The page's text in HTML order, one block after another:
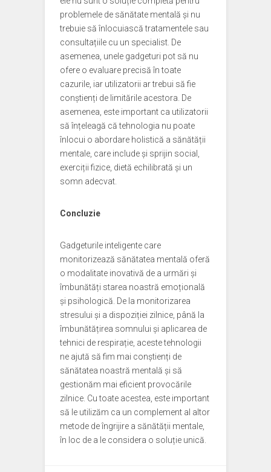
problemele de sănătate mentală și nu
trebuie să înlocuiască tratamentele sau
consultațiile cu un specialist. De
asemenea, unele gadgeturi pot să nu
ofere o evaluare precisă în toate
cazurile, iar utilizatorii ar trebui să fie
conștienți de limitările acestora. De
asemenea, este important ca utilizatorii
să înțeleagă că tehnologia nu poate
înlocui o abordare holistică a sănătății
mentale, care include și sprijin social,
exerciții fizice, dietă echilibrată și un
somn adecvat.
Concluzie
Gadgeturile inteligente care
monitorizează sănătatea mentală oferă
o modalitate inovativă de a urmări și
îmbunătăți starea noastră emoțională
și psihologică. De la monitorizarea
stresului și a dispoziției zilnice, până la
îmbunătățirea somnului și aplicarea de
tehnici de respirație, aceste tehnologii
ne ajută să fim mai conștienți de
sănătatea noastră mentală și să
gestionăm mai eficient provocările
zilnice. Cu toate acestea, este important
să le utilizăm ca un complement al altor
metode de îngrijire a sănătății mentale,
în loc de a le considera o soluție unică.